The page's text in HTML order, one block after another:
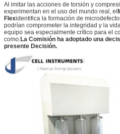
Al imitar las acciones de torsión y
experimentan en el uso del mundo real, el
Flexidentifica la formación de
podrían comprometer la integridad y la
equipo sea especialmente crítico para el
como:La Comisión ha adoptado una
presente Decisión.